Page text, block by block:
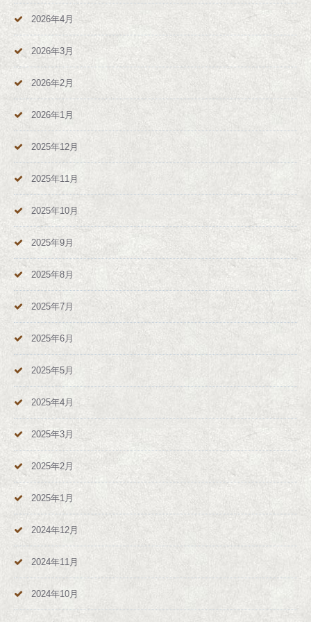
2026年4月
2026年3月
2026年2月
2026年1月
2025年12月
2025年11月
2025年10月
2025年9月
2025年8月
2025年7月
2025年6月
2025年5月
2025年4月
2025年3月
2025年2月
2025年1月
2024年12月
2024年11月
2024年10月